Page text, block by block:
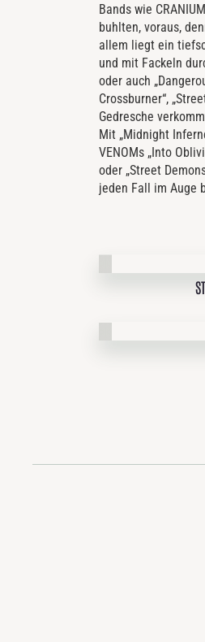
Bands wie
buhlten, voraus,
allem liegt ein
und mit Fackeln
oder auch
Crossburner“,
Gedresche
Mit „Midnight
VENOMs „Into
oder „Street
jeden Fall im Auge